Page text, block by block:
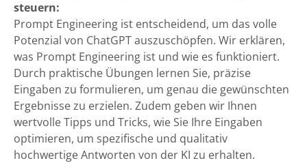
steuern:
Prompt Engineering ist entscheidend, um das volle
Potenzial von ChatGPT auszuschöpfen. Wir erklären,
was Prompt Engineering ist und wie es funktioniert.
Durch praktische Übungen lernen Sie, präzise
Eingaben zu formulieren, um genau die gewünschten
Ergebnisse zu erzielen. Zudem geben wir Ihnen
wertvolle Tipps und Tricks, wie Sie Ihre Eingaben
optimieren, um spezifische und qualitativ
hochwertige Antworten von der KI zu erhalten.